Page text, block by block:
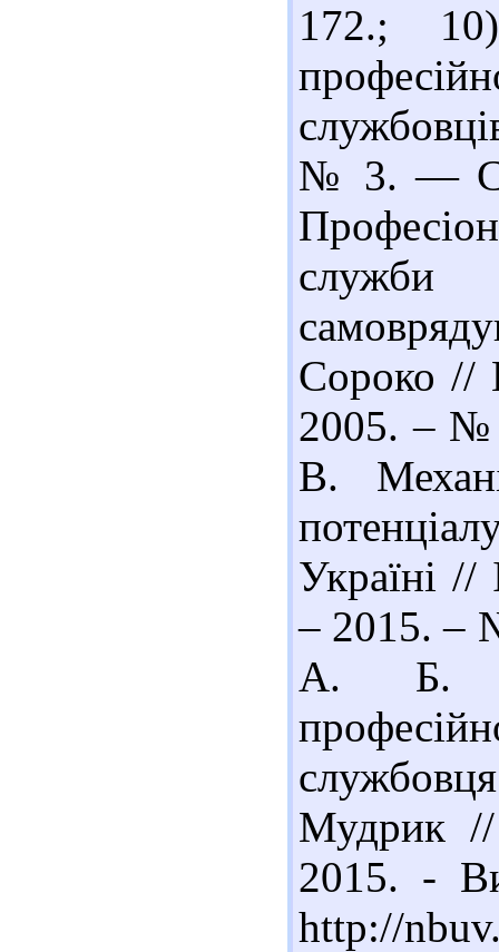
172.;
№ 3. — С.
Сороко //
2005. – №
В.
Україні //
– 2015. –
А. Б.
Мудрик //
2015. -
http://